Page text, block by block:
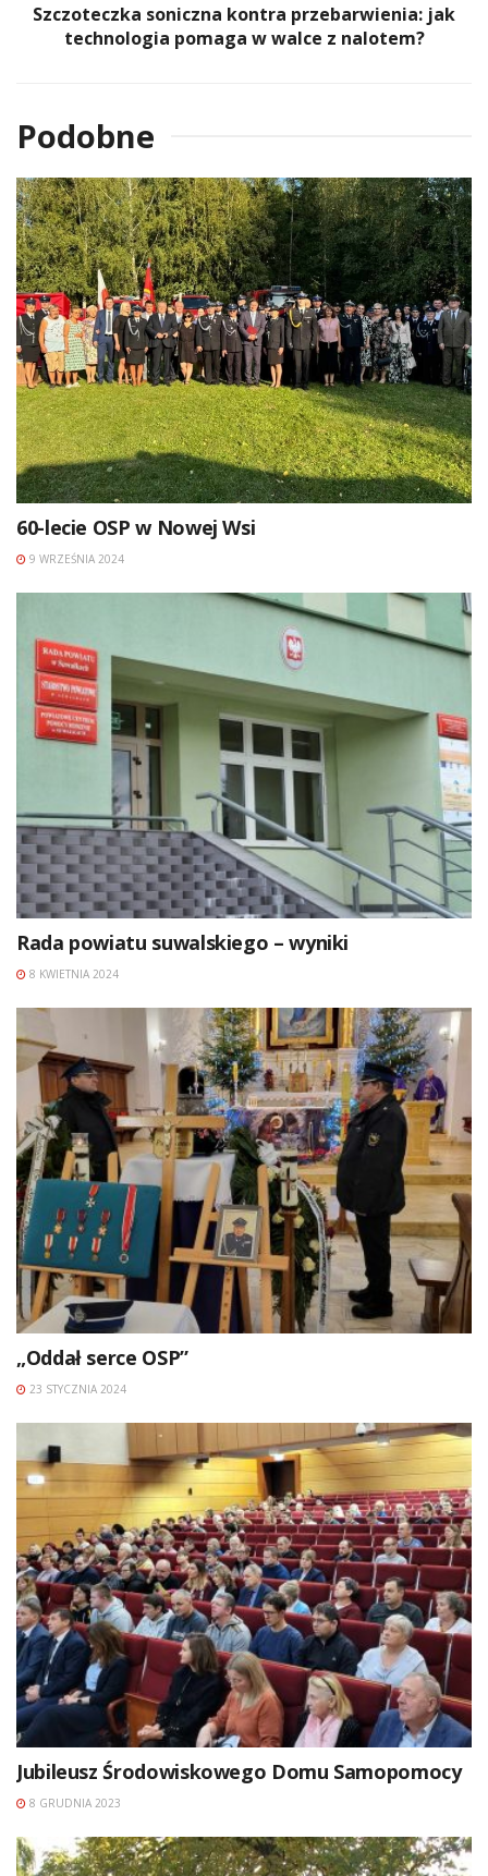
Szczoteczka soniczna kontra przebarwienia: jak
technologia pomaga w walce z nalotem?
Podobne
60-lecie OSP w Nowej Wsi
9 WRZEŚNIA 2024
Rada powiatu suwalskiego – wyniki
8 KWIETNIA 2024
„Oddał serce OSP”
23 STYCZNIA 2024
Jubileusz Środowiskowego Domu Samopomocy
8 GRUDNIA 2023